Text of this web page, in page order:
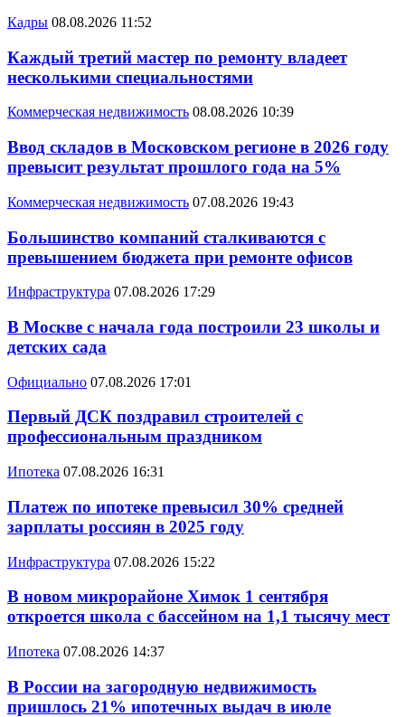
Кадры 08.08.2026 11:52
Каждый третий мастер по ремонту владеет
несколькими специальностями
Коммерческая недвижимость 08.08.2026 10:39
Ввод складов в Московском регионе в 2026 году
превысит результат прошлого года на 5%
Коммерческая недвижимость 07.08.2026 19:43
Большинство компаний сталкиваются с
превышением бюджета при ремонте офисов
Инфраструктура 07.08.2026 17:29
В Москве с начала года построили 23 школы и
детских сада
Официально 07.08.2026 17:01
Первый ДСК поздравил строителей с
профессиональным праздником
Ипотека 07.08.2026 16:31
Платеж по ипотеке превысил 30% средней
зарплаты россиян в 2025 году
Инфраструктура 07.08.2026 15:22
В новом микрорайоне Химок 1 сентября
откроется школа с бассейном на 1,1 тысячу мест
Ипотека 07.08.2026 14:37
В России на загородную недвижимость
пришлось 21% ипотечных выдач в июле